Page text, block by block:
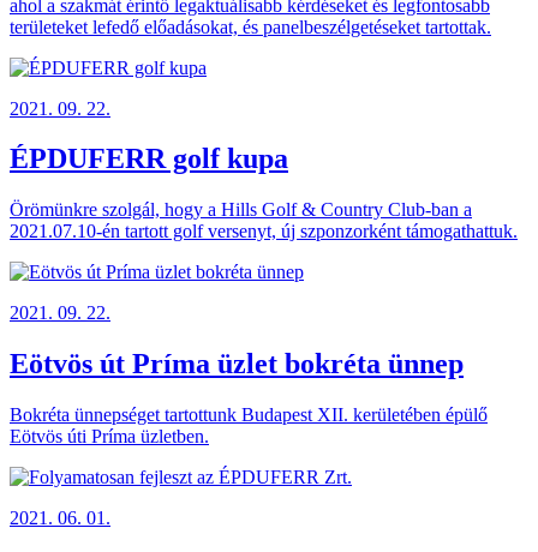
ahol a szakmát érintő legaktuálisabb kérdéseket és legfontosabb
területeket lefedő előadásokat, és panelbeszélgetéseket tartottak.
2021. 09. 22.
ÉPDUFERR golf kupa
Örömünkre szolgál, hogy a Hills Golf & Country Club-ban a
2021.07.10-én tartott golf versenyt, új szponzorként támogathattuk.
2021. 09. 22.
Eötvös út Príma üzlet bokréta ünnep
Bokréta ünnepséget tartottunk Budapest XII. kerületében épülő
Eötvös úti Príma üzletben.
2021. 06. 01.